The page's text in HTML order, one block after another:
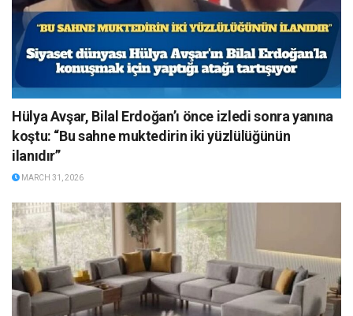
Hülya Avşar, Bilal Erdoğan’ı önce izledi sonra yanına
koştu: “Bu sahne muktedirin iki yüzlülüğünün
ilanıdır”
MARCH 31, 2026